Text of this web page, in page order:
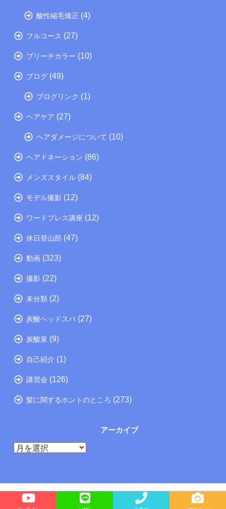
酸性縮毛矯正 (4)
フルコース (27)
ブリーチカラー (10)
ブログ (49)
ブログリンク (1)
ヘアケア (27)
ヘアダメージについて (10)
ヘアドネーション (86)
メンズスタイル (84)
モデル撮影 (12)
ワードプレス講座 (12)
休日登山部 (47)
動画 (323)
撮影 (22)
未分類 (2)
炭酸ヘッドスパ (27)
炭酸泉 (9)
自己紹介 (1)
講習会 (126)
髪に関するホントのところ (273)
アーカイブ
ア
ブ
Copyright©
たつの市の美容院メーカー講師が教えるぺったんこ髪の解決方法ブログ, 2025 All